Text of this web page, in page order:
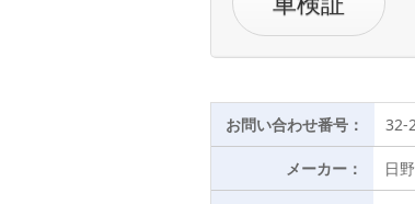
お問い合わせ番号： 32-
メーカー： 日野